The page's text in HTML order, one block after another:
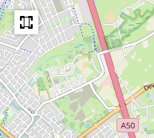
a
r
d
e
h
o